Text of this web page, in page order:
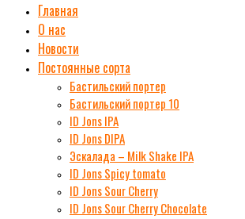
Главная
О нас
Новости
Постоянные сорта
Бастильский портер
Бастильский портер 10
ID Jons IPA
ID Jons DIPA
Эскалада – Milk Shake IPA
ID Jons Spicy tomato
ID Jons Sour Cherry
ID Jons Sour Cherry Chocolate